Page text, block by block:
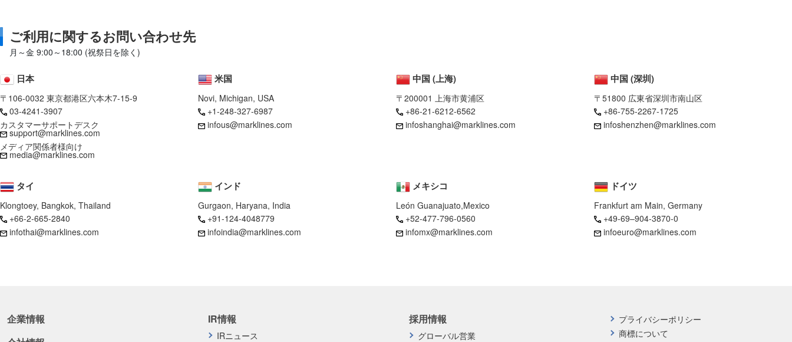
ご利用に関するお問い合わせ先
月～金 9:00～18:00 (祝祭日を除く)
日本
〒106-0032 東京都港区六本木7-15-9
03-4241-3907
カスタマーサポートデスク
support@marklines.com
メディア関係者様向け
media@marklines.com
米国
Novi, Michigan, USA
+1-248-327-6987
infous@marklines.com
メキシコ
León Guanajuato,Mexico
+52-477-796-0560
infomx@marklines.com
ドイツ
Frankfurt am Main, Germany
+49-69–904-3870-0
infoeuro@marklines.com
中国 (上海)
〒200001 上海市黄浦区
+86-21-6212-6562
infoshanghai@marklines.com
中国 (深圳)
〒51800 広東省深圳市南山区
+86-755-2267-1725
infoshenzhen@marklines.com
タイ
Klongtoey, Bangkok, Thailand
+66-2-665-2840
infothai@marklines.com
インド
Gurgaon, Haryana, India
+91-124-4048779
infoindia@marklines.com
企業情報
プライバシーポリシー
商標について
採用情報
グローバル営業
IR情報
IRニュース